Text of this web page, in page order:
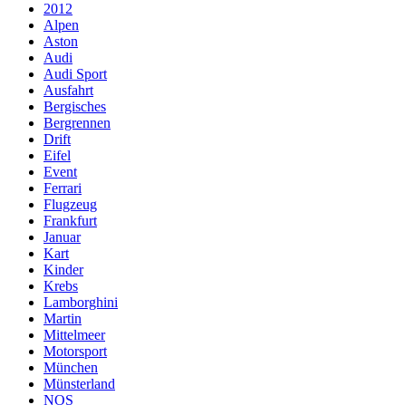
2012
Alpen
Aston
Audi
Audi Sport
Ausfahrt
Bergisches
Bergrennen
Drift
Eifel
Event
Ferrari
Flugzeug
Frankfurt
Januar
Kart
Kinder
Krebs
Lamborghini
Martin
Mittelmeer
Motorsport
München
Münsterland
NOS